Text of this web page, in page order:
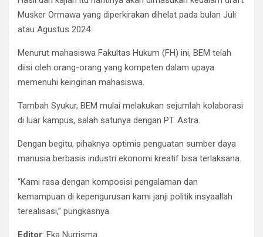
Musker Ormawa yang diperkirakan dihelat pada bulan Juli
atau Agustus 2024.
Menurut mahasiswa Fakultas Hukum (FH) ini, BEM telah
diisi oleh orang-orang yang kompeten dalam upaya
memenuhi keinginan mahasiswa.
Tambah Syukur, BEM mulai melakukan sejumlah kolaborasi
di luar kampus, salah satunya dengan PT. Astra.
Dengan begitu, pihaknya optimis penguatan sumber daya
manusia berbasis industri ekonomi kreatif bisa terlaksana.
“Kami rasa dengan komposisi pengalaman dan
kemampuan di kepengurusan kami janji politik insyaallah
terealisasi,” pungkasnya.
Editor: Eka Nurrisma